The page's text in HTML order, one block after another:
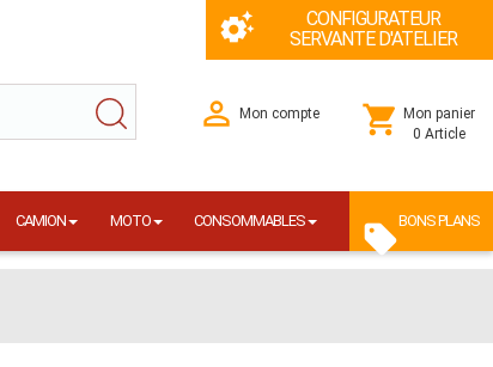
CONFIGURATEUR
SERVANTE D'ATELIER
Mon compte
Mon panier
0 Article
CAMION MOTO CONSOMMABLES BONS PLANS